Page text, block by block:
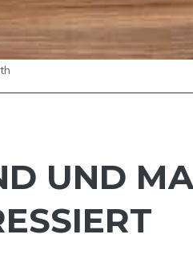
UND